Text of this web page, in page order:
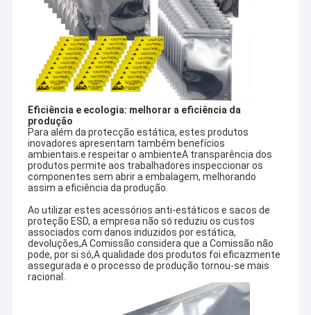
Eficiência e ecologia: melhorar a eficiência da
produção
Para além da protecção estática, estes produtos
inovadores apresentam também benefícios
ambientais.e respeitar o ambienteA transparência dos
produtos permite aos trabalhadores inspeccionar os
componentes sem abrir a embalagem, melhorando
assim a eficiência da produção.
Ao utilizar estes acessórios anti-estáticos e sacos de
proteção ESD, a empresa não só reduziu os custos
associados com danos induzidos por estática,
devoluções,A Comissão considera que a Comissão não
pode, por si só,A qualidade dos produtos foi eficazmente
assegurada e o processo de produção tornou-se mais
racional.